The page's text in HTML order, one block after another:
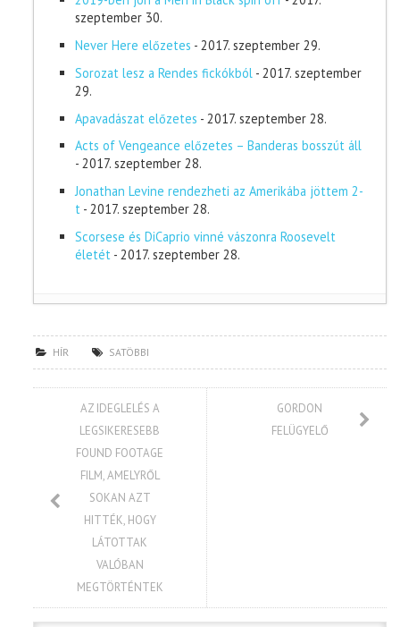
szeptember 30.
Never Here előzetes - 2017. szeptember 29.
Sorozat lesz a Rendes fickókból - 2017. szeptember
29.
Apavadászat előzetes - 2017. szeptember 28.
Acts of Vengeance előzetes – Banderas bosszút áll
- 2017. szeptember 28.
Jonathan Levine rendezheti az Amerikába jöttem 2-
t - 2017. szeptember 28.
Scorsese és DiCaprio vinné vászonra Roosevelt
életét - 2017. szeptember 28.
HÍR SATÖBBI
AZ IDEGLELÉS A
LEGSIKERESEBB
FOUND FOOTAGE
FILM, AMELYRŐL
SOKAN AZT
HITTÉK, HOGY
LÁTOTTAK
VALÓBAN
MEGTÖRTÉNTEK
GORDON
FELÜGYELŐ